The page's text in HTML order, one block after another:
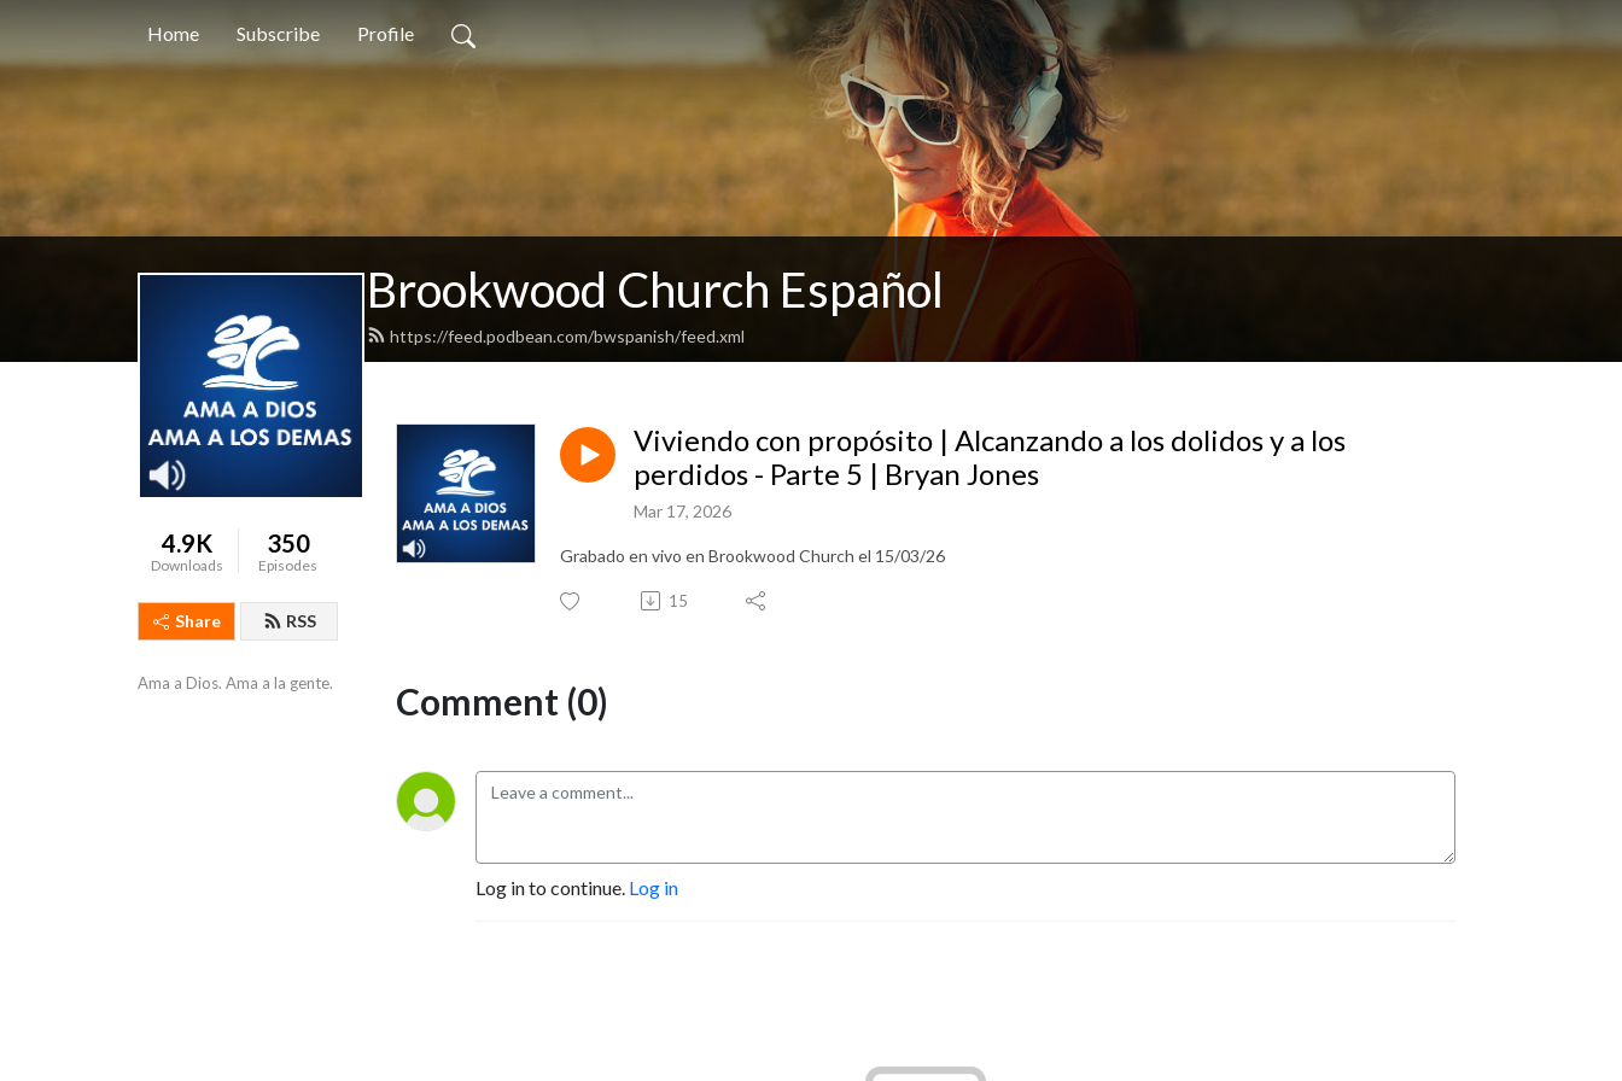
Home Subscribe Profile
Brookwood Church Español
https://feed.podbean.com/bwspanish/feed.xml
4.9K
Downloads
350
Episodes
Share RSS
Ama a Dios. Ama a la gente.
Viviendo con propósito | Alcanzando a los dolidos y a los
perdidos - Parte 5 | Bryan Jones
Mar 17, 2026
Grabado en vivo en Brookwood Church el 15/03/26
15
Comment (0)
Log in to continue. Log in